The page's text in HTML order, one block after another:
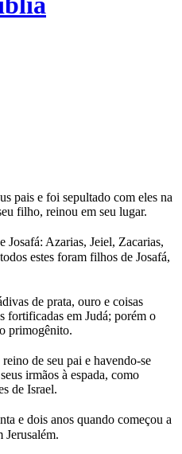
pais e foi sepultado com eles na
filho, reinou em seu lugar.
Josafá: Azarias, Jeiel, Zacarias,
estes foram filhos de Josafá,
de prata, ouro e coisas
fortificadas em Judá; porém o
primogênito.
de seu pai e havendo-se
irmãos à espada, como
de Israel.
e dois anos quando começou a
Jerusalém.